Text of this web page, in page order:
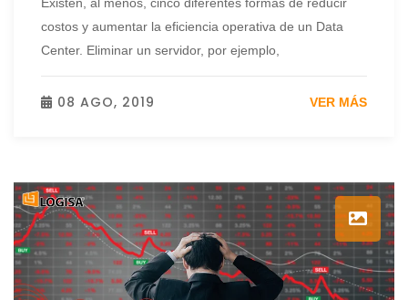
costos y aumentar la eficiencia operativa de un Data
Center. Eliminar un servidor, por ejemplo,
08 AGO, 2019 VER MÁS